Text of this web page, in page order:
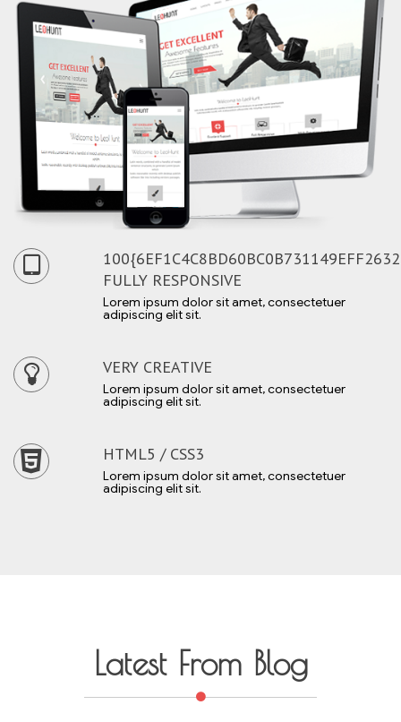
FULLY RESPONSIVE
Lorem ipsum dolor sit amet, consectetuer
adipiscing elit sit.
VERY CREATIVE
Lorem ipsum dolor sit amet, consectetuer
adipiscing elit sit.
HTML5 / CSS3
Lorem ipsum dolor sit amet, consectetuer
adipiscing elit sit.
Latest From Blog